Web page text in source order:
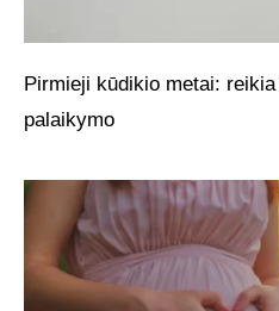
Pirmieji kūdikio metai:
palaikymo